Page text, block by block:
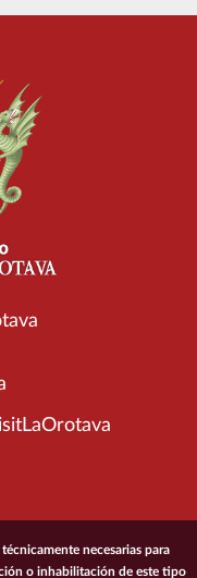
de La Orotava
necesarias para
o inhabilitación de este tipo